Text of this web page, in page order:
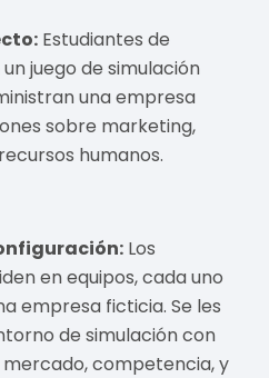
Estudiantes de
juego de simulación
una empresa
sobre marketing,
humanos.
Los
en equipos, cada uno
empresa ficticia. Se les
de simulación con
competencia, y